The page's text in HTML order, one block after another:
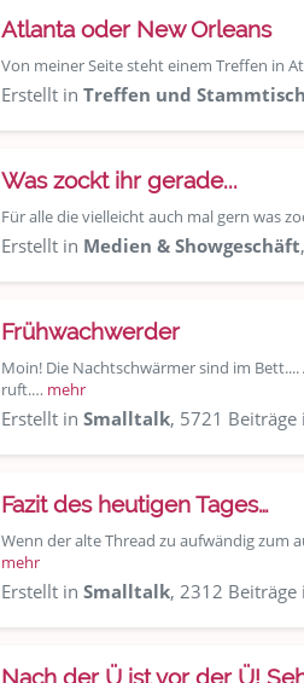
Atlanta oder New Orleans
Von meiner Seite steht einem Treffen in
Erstellt in Treffen und
Was zockt ihr gerade...
Für alle die vielleicht auch mal gern was
Erstellt in Medien & Showgeschäft
Frühwachwerder
Moin! Die Nachtschwärmer sind im
ruft.… mehr
Erstellt in Smalltalk, 5721 Beiträge
Fazit des heutigen Tages…
Wenn der alte Thread zu aufwändig zum
mehr
Erstellt in Smalltalk, 2312 Beiträge
Nach der Ü ist vor der Ü!